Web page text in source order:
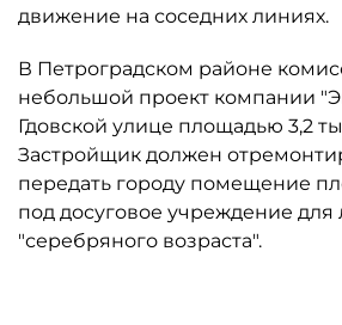
движение на соседних линиях.
В Петроградском районе
небольшой проект компании
Гдовской улице площадью 3,2
Застройщик должен
передать городу помещение
под досуговое учреждение
"серебряного возраста".